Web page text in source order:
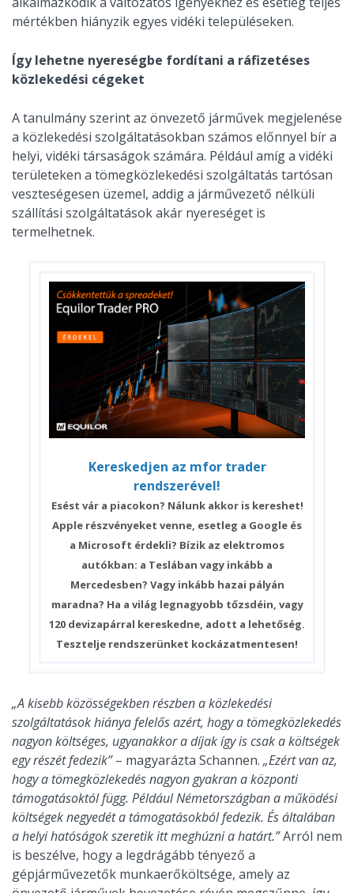
mértékben hiányzik egyes vidéki településeken.
Így lehetne nyereségbe fordítani a ráfizetéses
közlekedési cégeket
A tanulmány szerint az önvezető járművek megjelenése
a közlekedési szolgáltatásokban számos előnnyel bír a
helyi, vidéki társaságok számára. Például amíg a vidéki
területeken a tömegközlekedési szolgáltatás tartósan
veszteségesen üzemel, addig a járművezető nélküli
szállítási szolgáltatások akár nyereséget is
termelhetnek.
Kereskedjen az mfor trader
rendszerével!
Esést vár a piacokon? Nálunk akkor is kereshet!
Apple részvényeket venne, esetleg a Google és
a Microsoft érdekli? Bízik az elektromos
autókban: a Teslában vagy inkább a
Mercedesben? Vagy inkább hazai pályán
maradna? Ha a világ legnagyobb tőzsdéin, vagy
120 devizapárral kereskedne, adott a lehetőség.
Tesztelje rendszerünket kockázatmentesen!
„A kisebb közösségekben részben a közlekedési
szolgáltatások hiánya felelős azért, hogy a tömegközlekedés
nagyon költséges, ugyanakkor a díjak így is csak a költségek
egy részét fedezik”– magyarázta Schannen. „Ezért van az,
hogy a tömegközlekedés nagyon gyakran a központi
támogatásoktól függ. Például Németországban a működési
költségek negyedét a támogatásokból fedezik. És általában
a helyi hatóságok szeretik itt meghúzni a határt.”Arról nem
is beszélve, hogya legdrágább tényező a
gépjárművezetők munkaerőköltsége, amely az